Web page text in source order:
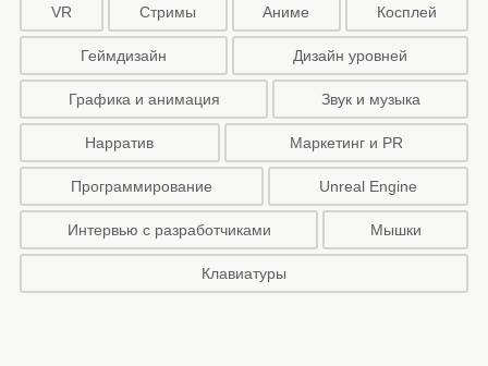
VR Стримы Аниме Косплей
Геймдизайн Дизайн уровней
Графика и анимация Звук и музыка
Нарратив Маркетинг и PR
Программирование Unreal Engine
Интервью с разработчиками Мышки
Клавиатуры